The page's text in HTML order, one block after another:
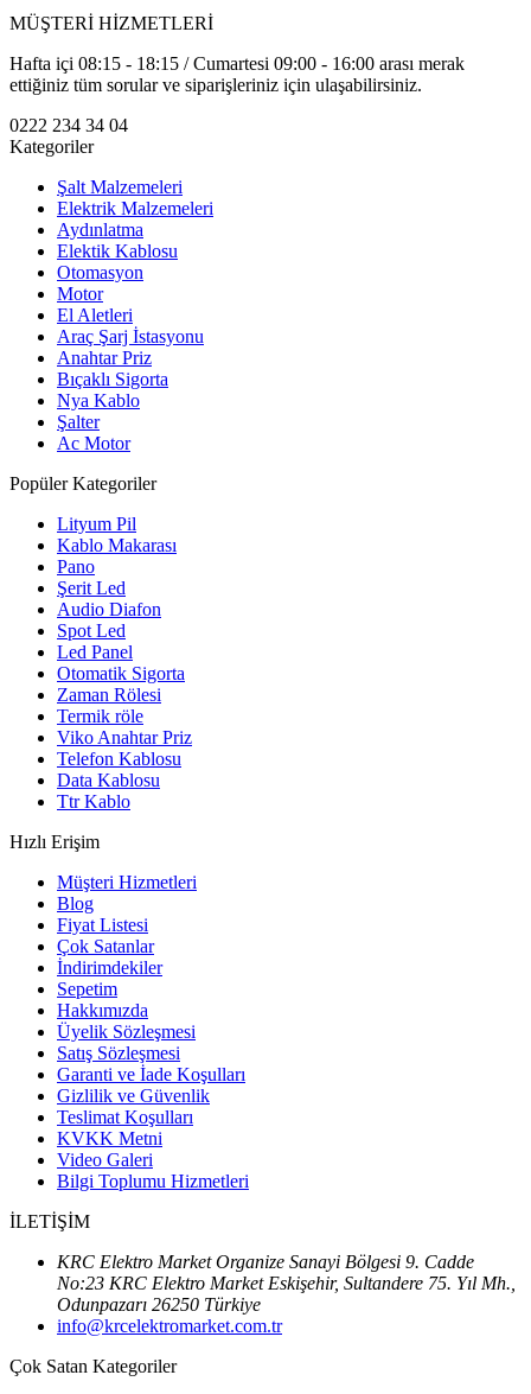
MÜŞTERİ HİZMETLERİ
Hafta içi 08:15 - 18:15 / Cumartesi 09:00 - 16:00 arası merak
ettiğiniz tüm sorular ve siparişleriniz için ulaşabilirsiniz.
0222 234 34 04
Kategoriler
Şalt Malzemeleri
Elektrik Malzemeleri
Aydınlatma
Elektik Kablosu
Otomasyon
Motor
El Aletleri
Araç Şarj İstasyonu
Anahtar Priz
Bıçaklı Sigorta
Nya Kablo
Şalter
Ac Motor
Popüler Kategoriler
Lityum Pil
Kablo Makarası
Pano
Şerit Led
Audio Diafon
Spot Led
Led Panel
Otomatik Sigorta
Zaman Rölesi
Termik röle
Viko Anahtar Priz
Telefon Kablosu
Data Kablosu
Ttr Kablo
Hızlı Erişim
Müşteri Hizmetleri
Blog
Fiyat Listesi
Çok Satanlar
İndirimdekiler
Sepetim
Hakkımızda
Üyelik Sözleşmesi
Satış Sözleşmesi
Garanti ve İade Koşulları
Gizlilik ve Güvenlik
Teslimat Koşulları
KVKK Metni
Video Galeri
Bilgi Toplumu Hizmetleri
İLETİŞİM
KRC Elektro Market Organize Sanayi Bölgesi 9. Cadde
No:23 KRC Elektro Market Eskişehir, Sultandere 75. Yıl Mh.,
Odunpazarı 26250 Türkiye
info@krcelektromarket.com.tr
Çok Satan Kategoriler